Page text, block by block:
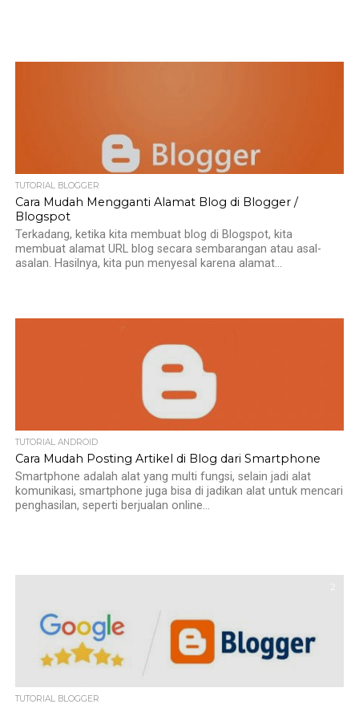
TUTORIAL BLOGGER
Cara Mudah Mengganti Alamat Blog di Blogger /
Blogspot
Terkadang, ketika kita membuat blog di Blogspot, kita
membuat alamat URL blog secara sembarangan atau asal-
asalan. Hasilnya, kita pun menyesal karena alamat...
TUTORIAL ANDROID
Cara Mudah Posting Artikel di Blog dari Smartphone
Smartphone adalah alat yang multi fungsi, selain jadi alat
komunikasi, smartphone juga bisa di jadikan alat untuk mencari
penghasilan, seperti berjualan online...
2
TUTORIAL BLOGGER